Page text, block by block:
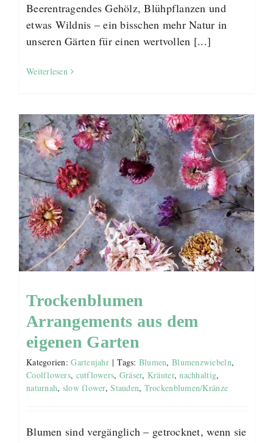
Beerentragendes Gehölz, Blühpflanzen und
etwas Wildnis – ein bisschen mehr Natur in
unseren Gärten für einen wertvollen [...]
Weiterlesen
Trockenblumen
Arrangements aus dem
eigenen Garten
Kategorien:Gartenjahr | Tags: Blumen,Blumenzwiebeln,
Coolflowers, cutflowers, Gräser, Kräuter,nachhaltig,
naturnah, slow flower,Stauden, Trockenblumen/Kränze
Blumen sind vergänglich – getrocknet, wenn sie